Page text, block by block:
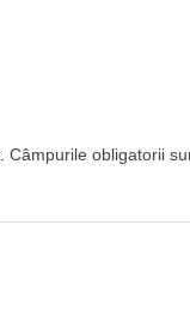
Câmpurile obligatorii